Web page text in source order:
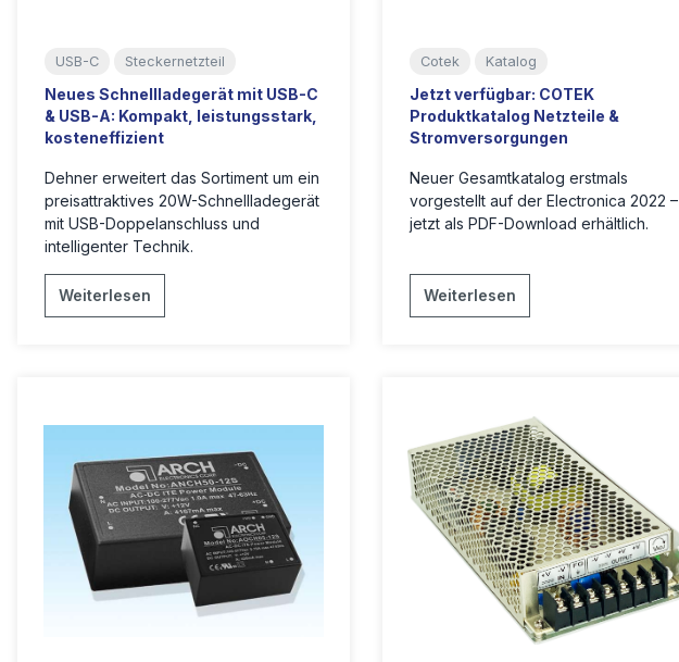
USB-C Steckernetzteil
Neues Schnellladegerät mit USB-C
& USB-A: Kompakt, leistungsstark,
kosteneffizient
Dehner erweitert das Sortiment um ein
preisattraktives 20W-Schnellladegerät
mit USB-Doppelanschluss und
intelligenter Technik.
Weiterlesen
Cotek Katalog
Jetzt verfügbar: COTEK
Produktkatalog Netzteile &
Stromversorgungen
Neuer Gesamtkatalog erstmals
vorgestellt auf der Electronica 2022 –
jetzt als PDF-Download erhältlich.
Weiterlesen